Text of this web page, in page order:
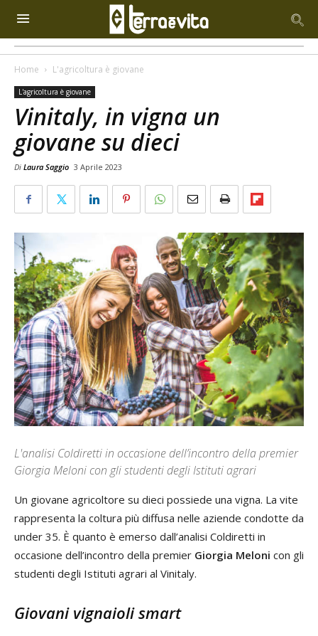
Home L'agricoltura è giovane
L'agricoltura è giovane
Vinitaly, in vigna un
giovane su dieci
Di Laura Saggio 3 Aprile 2023
L'analisi Coldiretti in occasione dell’incontro della premier
Giorgia Meloni con gli studenti degli Istituti agrari
Un giovane agricoltore su dieci possiede una vigna. La vite
rappresenta la coltura più diffusa nelle aziende condotte da
under 35. È quanto è emerso dall’analisi Coldiretti in
occasione dell’incontro della premier Giorgia Meloni con gli
studenti degli Istituti agrari al Vinitaly.
Giovani vignaioli smart